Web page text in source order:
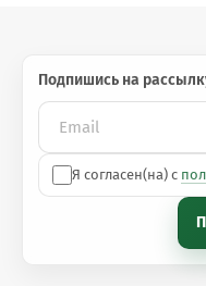
Подпишись на
Я согласен(на) с